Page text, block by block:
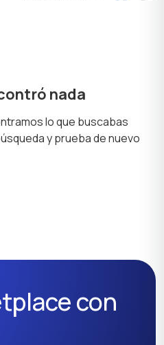
Material de oficina
nada
lo que buscabas
y prueba de nuevo
con